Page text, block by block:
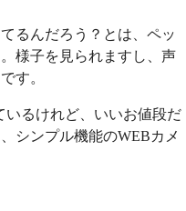
るんだろう？とは、ペッ
様子を見られますし、声
す。
いるけれど、いいお値段だ
シンプル機能のWEBカメ